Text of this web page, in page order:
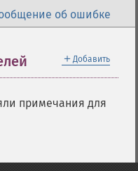
об ошибке
＋ Добавить
примечания для